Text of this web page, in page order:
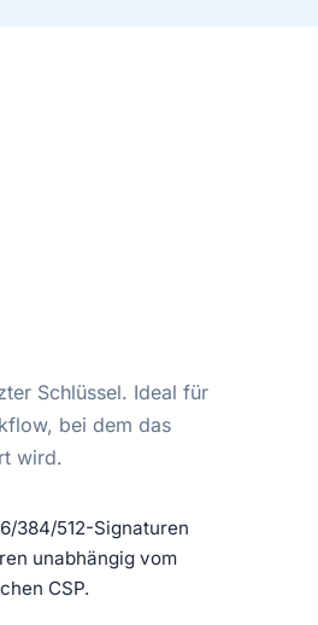
Schlüssel. Ideal für
bei dem das
wird.
384/512-Signaturen
unabhängig vom
CSP.